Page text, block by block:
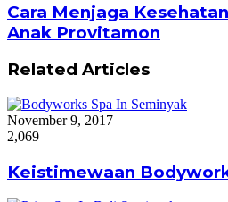
Cara Menjaga
Anak Provitamon
Related Articles
November 9, 2017
2,069
Keistimewaan